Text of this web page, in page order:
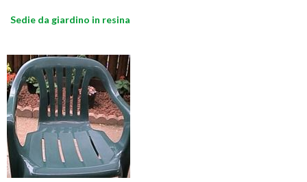
Sedie da giardino in resina